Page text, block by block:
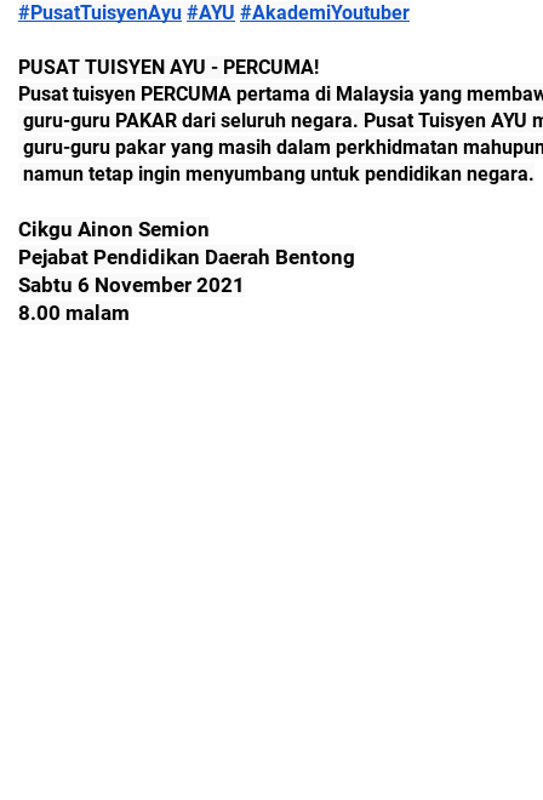
#PusatTuisyenAyu #AYU #AkademiYoutuber
PUSAT TUISYEN AYU - PERCUMA!
Pusat tuisyen PERCUMA pertama di Malaysia yang
guru-guru PAKAR dari seluruh negara. Pusat Tuisyen AYU
guru-guru pakar yang masih dalam perkhidmatan
namun tetap ingin menyumbang untuk pendidikan negara.
Cikgu Ainon Semion
Pejabat Pendidikan Daerah Bentong
Sabtu 6 November 2021
8.00 malam